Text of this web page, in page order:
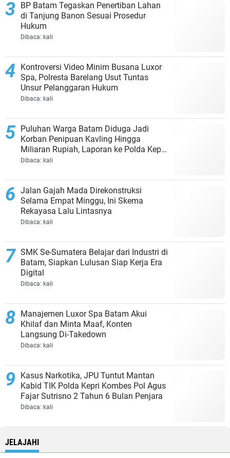
BP Batam Tegaskan Penertiban Lahan
di Tanjung Banon Sesuai Prosedur
Hukum
Dibaca: kali
Kontroversi Video Minim Busana Luxor
Spa, Polresta Barelang Usut Tuntas
Unsur Pelanggaran Hukum
Dibaca: kali
Puluhan Warga Batam Diduga Jadi
Korban Penipuan Kavling Hingga
Miliaran Rupiah, Laporan ke Polda Kepri
Jalan di Tempat?
Dibaca: kali
Jalan Gajah Mada Direkonstruksi
Selama Empat Minggu, Ini Skema
Rekayasa Lalu Lintasnya
Dibaca: kali
SMK Se-Sumatera Belajar dari Industri di
Batam, Siapkan Lulusan Siap Kerja Era
Digital
Dibaca: kali
Manajemen Luxor Spa Batam Akui
Khilaf dan Minta Maaf, Konten
Langsung Di-Takedown
Dibaca: kali
Kasus Narkotika, JPU Tuntut Mantan
Kabid TIK Polda Kepri Kombes Pol Agus
Fajar Sutrisno 2 Tahun 6 Bulan Penjara
Dibaca: kali
JELAJAHI